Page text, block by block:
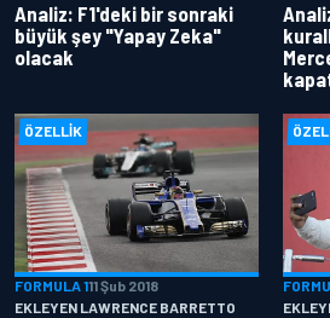
Analiz: F1'deki bir sonraki
büyük şey "Yapay Zeka"
olacak
ÖZELLIK
FORMULA 111 Şub 2018
EKLEYEN LAWRENCE BARRETTO